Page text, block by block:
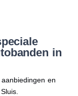
in
en